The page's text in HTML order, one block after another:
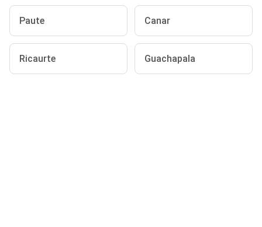
Paute Canar
Ricaurte Guachapala